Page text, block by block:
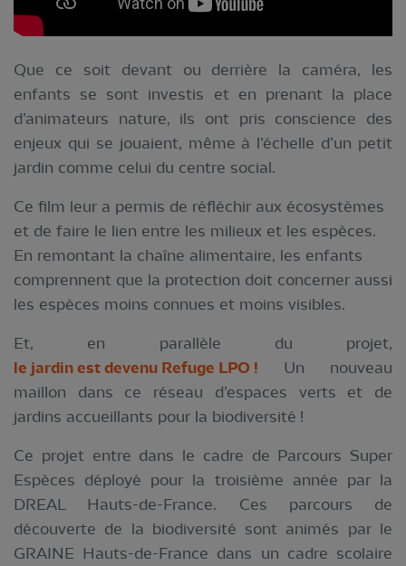
Que ce soit devant ou derrière la caméra, les
enfants se sont investis et en prenant la place
d’animateurs nature, ils ont pris conscience des
enjeux qui se jouaient, même à l’échelle d’un petit
jardin comme celui du centre social.
Ce film leur a permis de réfléchir aux écosystèmes
et de faire le lien entre les milieux et les espèces.
En remontant la chaîne alimentaire, les enfants
comprennent que la protection doit concerner aussi
les espèces moins connues et moins visibles.
Et, en parallèle du projet,
le jardin est devenu Refuge LPO ! Un nouveau
maillon dans ce réseau d’espaces verts et de
jardins accueillants pour la biodiversité !
Ce projet entre dans le cadre de Parcours Super
Espèces déployé pour la troisième année par la
DREAL Hauts-de-France. Ces parcours de
découverte de la biodiversité sont animés par le
GRAINE Hauts-de-France dans un cadre scolaire